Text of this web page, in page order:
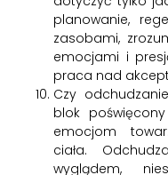
planowanie,
zasobami,
emocjami i
praca nad
Czy
blok
emocjom
ciała.
wyglądem,